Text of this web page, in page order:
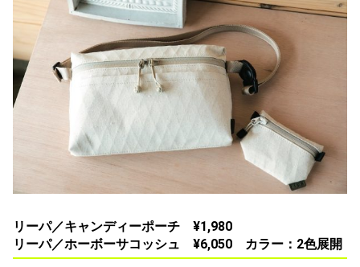
リーパ／キャンディーポーチ ¥1,980
リーパ／ホーボーサコッシュ ¥6,050 カラー：2色展開